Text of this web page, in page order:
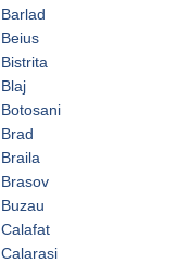
Barlad
Beius
Bistrita
Blaj
Botosani
Brad
Braila
Brasov
Buzau
Calafat
Calarasi